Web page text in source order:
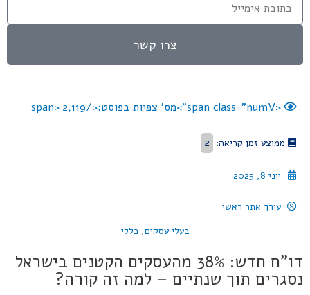
<span class="numV">מס' צפיות בפוסט:</span> 2,119
ממוצע זמן קריאה: 2
יוני 8, 2025
עורך אתר ראשי
בעלי עסקים, כללי
דו"ח חדש: 38% מהעסקים הקטנים בישראל
נסגרים תוך שנתיים – למה זה קורה?
צרו קשר